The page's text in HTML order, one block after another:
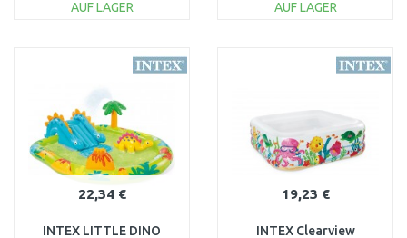
AUF LAGER
AUF LAGER
22,34 €
INTEX LITTLE DINO
19,23 €
INTEX Clearview